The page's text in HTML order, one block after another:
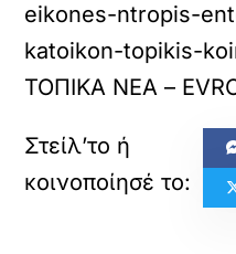
eikones-ntropis-
katoikon-topikis-
ΤΟΠΙΚΑ ΝΕΑ –